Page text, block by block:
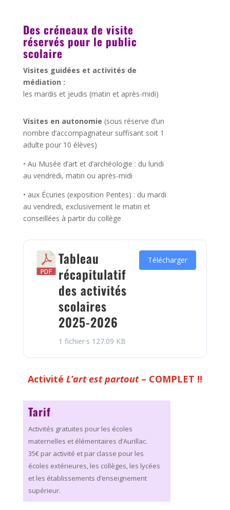
Des créneaux de visite
réservés pour le public
scolaire
Visites guidées et activités de
médiation :
les mardis et jeudis (matin et après-midi)
Visites en autonomie (sous réserve d’un
nombre d’accompagnateur suffisant soit 1
adulte pour 10 élèves)
• Au Musée d’art et d’archéologie : du lundi
au vendredi, matin ou après-midi
• aux Écuries (exposition Pentes) : du mardi
au vendredi, exclusivement le matin et
conseillées à partir du collège
Tableau
récapitulatif
des activités
scolaires
2025-2026
1 fichier·s 127.09 KB
Télécharger
Activité L’art est partout– COMPLET !!
Tarif
Activités gratuites pour les écoles
maternelles et élémentaires d’Aurillac.
35€ par activité et par classe pour les
écoles extérieures, les collèges, les lycées
et les établissements d’enseignement
supérieur.